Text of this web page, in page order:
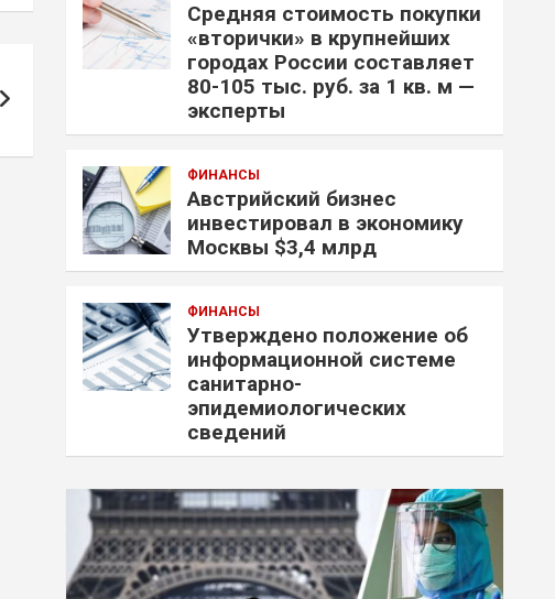
Средняя стоимость покупки
«вторички» в крупнейших
городах России составляет
80-105 тыс. руб. за 1 кв. м —
эксперты
ФИНАНСЫ
Австрийский бизнес
инвестировал в экономику
Москвы $3,4 млрд
ФИНАНСЫ
Утверждено положение об
информационной системе
санитарно-
эпидемиологических
сведений